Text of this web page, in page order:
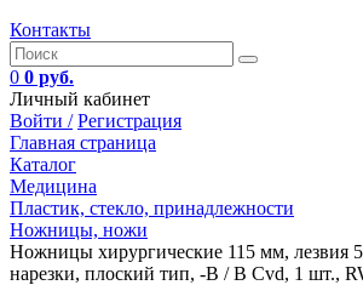
Контакты
0 0 руб.
Личный кабинет
Войти / Регистрация
Главная страница
Каталог
Медицина
Пластик, стекло, принадлежности
Ножницы, ножи
Ножницы хирургические 115 мм, лезвия
нарезки, плоский тип, -B / B Cvd, 1 шт.,